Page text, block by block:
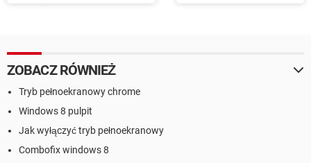
ZOBACZ RÓWNIEŻ
Tryb pełnoekranowy chrome
Windows 8 pulpit
Jak wyłączyć tryb pełnoekranowy
Combofix windows 8